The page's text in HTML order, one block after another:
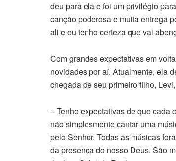
deu para ela e foi um privilégio
canção poderosa e muita entrega
ali e eu tenho certeza que vai
Com grandes expectativas em
novidades por aí. Atualmente, ela
chegada de seu primeiro filho,
– Tenho expectativas de que cada
não simplesmente cantar uma
pelo Senhor. Todas as músicas
da presença do nosso Deus. São